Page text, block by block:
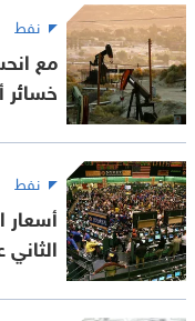
نفط
مع
خسائر
نفط
أسعار